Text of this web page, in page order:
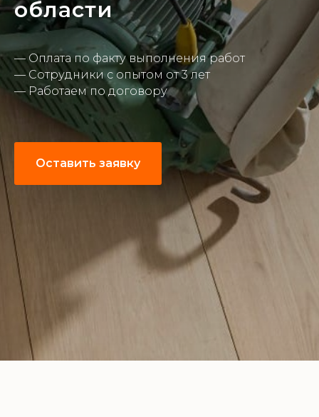
области
— Оплата по факту выполнения работ
— Сотрудники с опытом от 3 лет
— Работаем по договору
Оставить заявку